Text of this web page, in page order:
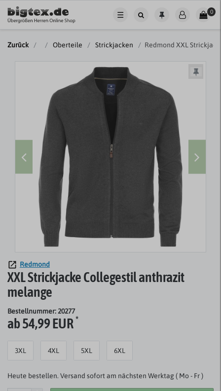
☰ 0
Zurück Oberteile Strickjacken Redmond XXL
Redmond
XXL Strickjacke Collegestil anthrazit
melange
Bestellnummer: 20277
ab 54,99 EUR*
3XL 4XL 5XL 6XL
Heute bestellen. Versand sofort am nächsten Werktag ( Mo - Fr )